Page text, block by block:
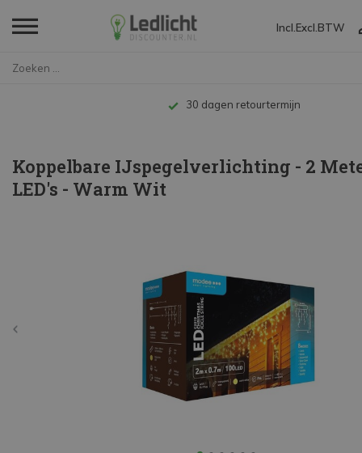
Incl. Excl. BTW
Tot 10 jaar garantie
Koppelbare IJspegelverlichting - 2
LED's - Warm Wit